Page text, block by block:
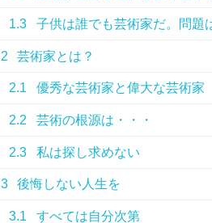
1.3 子供は誰でも芸術家だ。問題
2 芸術家とは？
2.1 優秀な芸術家と偉大な芸術家
2.2 芸術の根源は・・・
2.3 私は探し求めない
3 後悔しない人生を
3.1 すべては自分次第